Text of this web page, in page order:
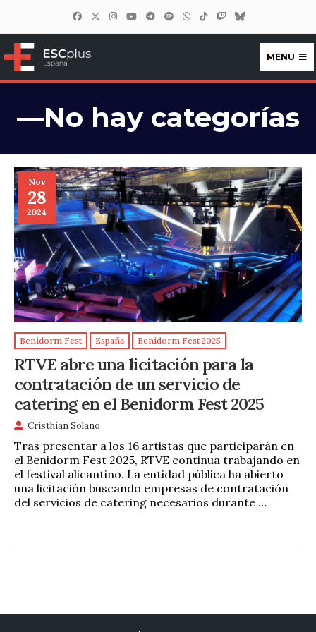
ESCplus España
MENU
—No hay categorías
Nov
28
2024
Benidorm Fest España Benidorm Fest 2025
RTVE abre una licitación para la
contratación de un servicio de
catering en el Benidorm Fest 2025
Cristhian Solano
Tras presentar a los 16 artistas que participarán en
el Benidorm Fest 2025, RTVE continua trabajando en
el festival alicantino. La entidad pública ha abierto
una licitación buscando empresas de contratación
del servicios de catering necesarios durante …